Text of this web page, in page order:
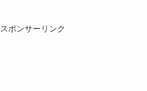
スポンサーリンク